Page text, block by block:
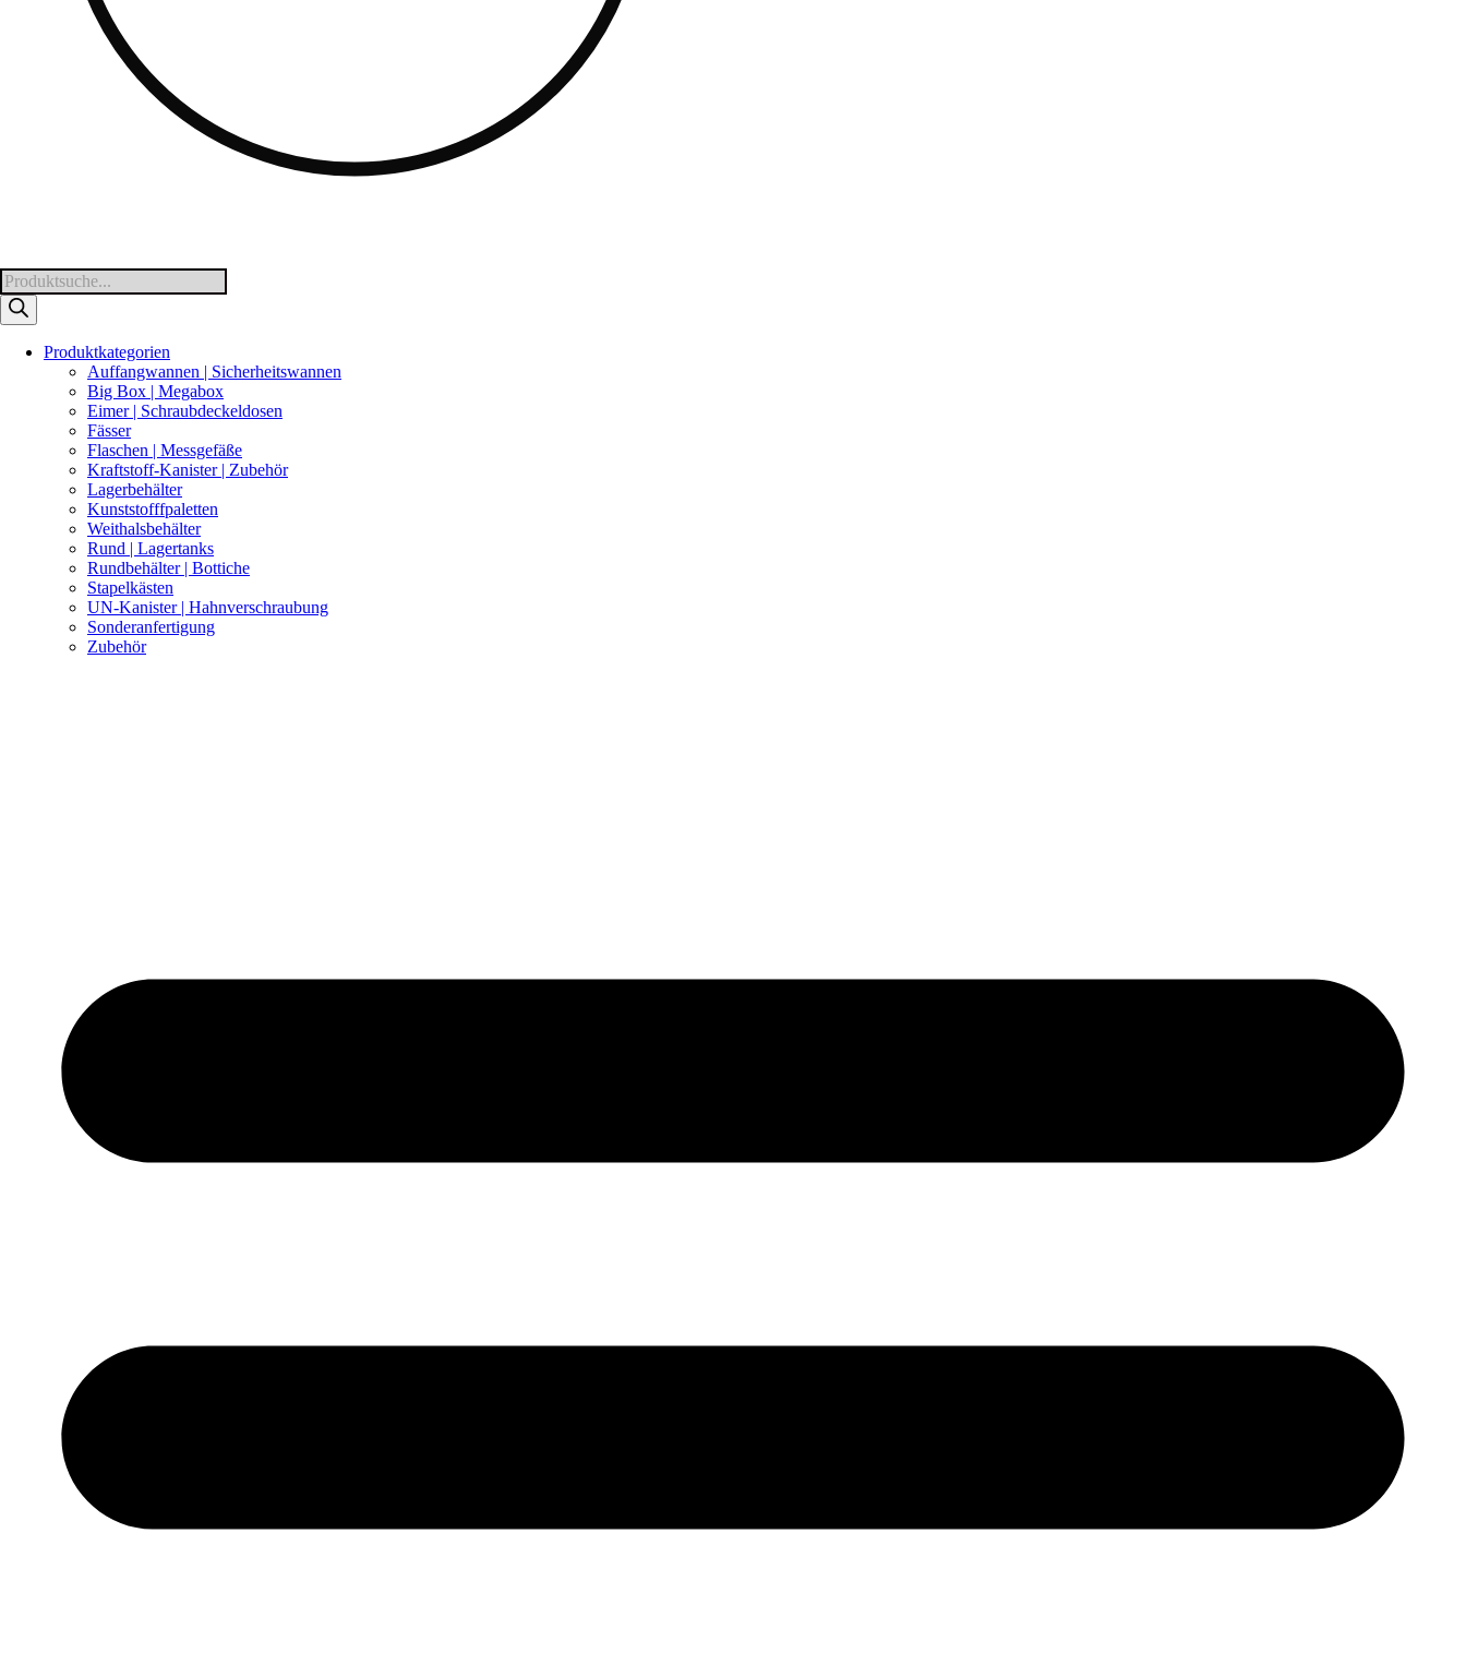
Products
search
Produktkategorien
Auffangwannen | Sicherheitswannen
Big Box | Megabox
Eimer | Schraubdeckeldosen
Fässer
Flaschen | Messgefäße
Kraftstoff-Kanister | Zubehör
Lagerbehälter
Kunststofffpaletten
Weithalsbehälter
Rund | Lagertanks
Rundbehälter | Bottiche
Stapelkästen
UN-Kanister | Hahnverschraubung
Sonderanfertigung
Zubehör